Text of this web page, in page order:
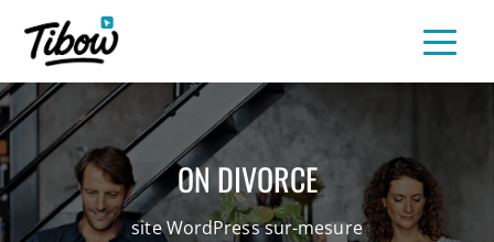
ON DIVORCE
site WordPress sur-mesure